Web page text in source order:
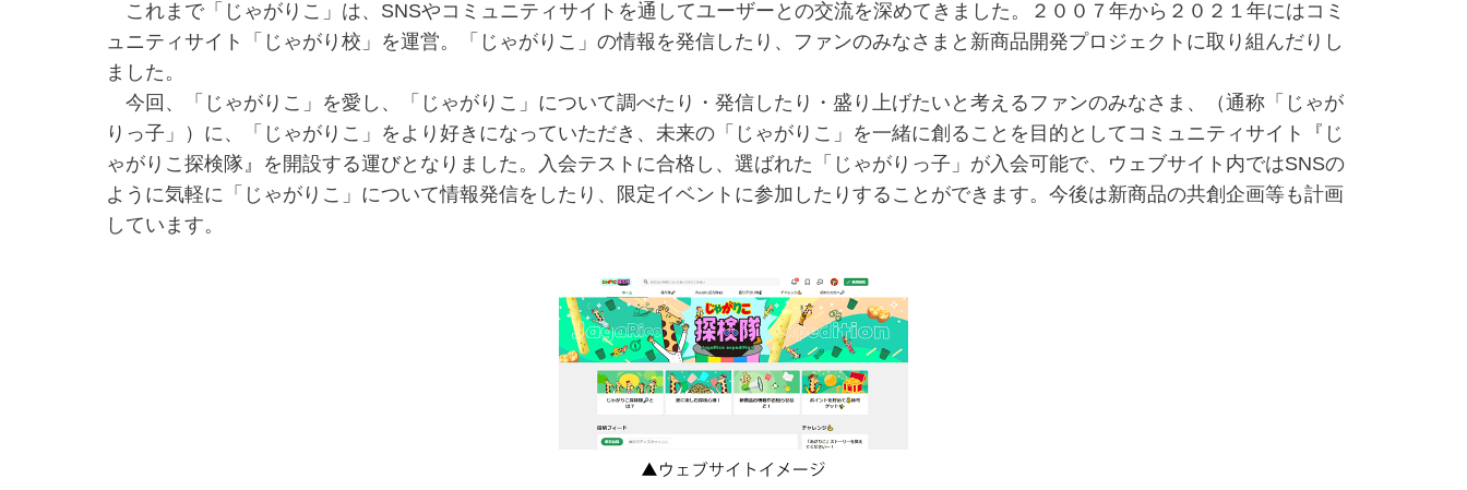
これまで「じゃがりこ」は、SNSやコミュニティサイトを通してユーザーとの交流を深めてきました。２００７年から２０２１年にはコミ
ュニティサイト「じゃがり校」を運営。「じゃがりこ」の情報を発信したり、ファンのみなさまと新商品開発プロジェクトに取り組んだりし
ました。
今回、「じゃがりこ」を愛し、「じゃがりこ」について調べたり・発信したり・盛り上げたいと考えるファンのみなさま、（通称「じゃが
りっ子」）に、「じゃがりこ」をより好きになっていただき、未来の「じゃがりこ」を一緒に創ることを目的としてコミュニティサイト『じ
ゃがりこ探検隊』を開設する運びとなりました。入会テストに合格し、選ばれた「じゃがりっ子」が入会可能で、ウェブサイト内ではSNSの
ように気軽に「じゃがりこ」について情報発信をしたり、限定イベントに参加したりすることができます。今後は新商品の共創企画等も計画
しています。